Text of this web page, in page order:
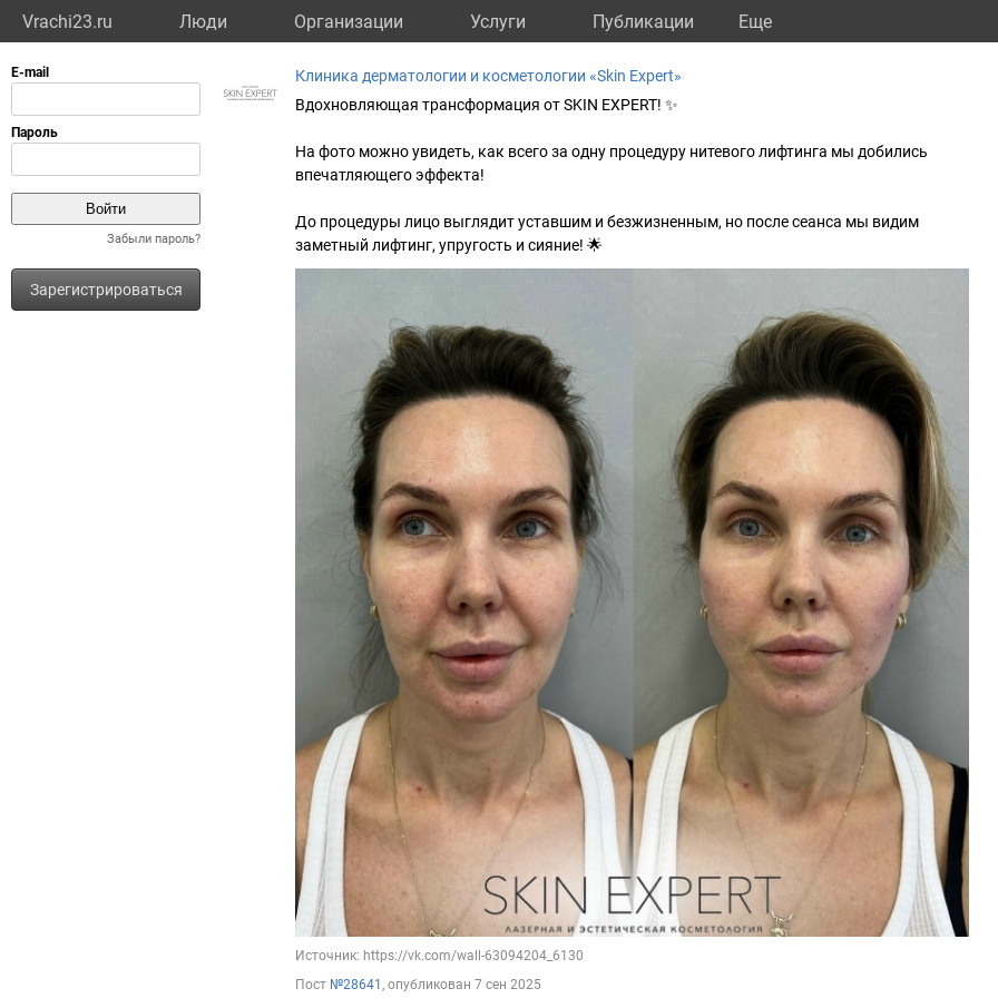
Vrachi23.ru Люди Организации Услуги Публикации Eще
Забыли пароль?
Зарегистрироваться
Клиника дерматологии и косметологии «Skin Expert»
Вдохновляющая трансформация от SKIN EXPERT! ✨
На фото можно увидеть, как всего за одну процедуру нитевого лифтинга мы добились
впечатляющего эффекта!
До процедуры лицо выглядит уставшим и безжизненным, но после сеанса мы видим
заметный лифтинг, упругость и сияние! 🌟
Источник: https://vk.com/wall-63094204_6130
Пост №28641 , опубликован 7 сен 2025